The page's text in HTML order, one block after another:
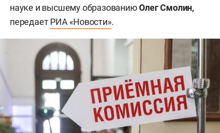
науке и высшему образованиюОлег Смолин,
передаетРИА «Новости».